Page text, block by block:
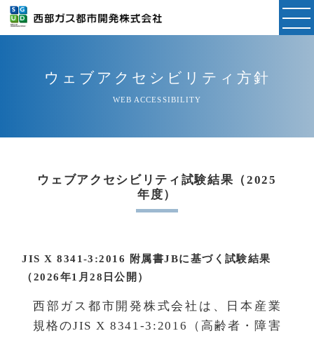
ウェブアクセシビリティ方針
WEB ACCESSIBILITY
ウェブアクセシビリティ試験結果（2025
年度）
JIS X 8341-3:2016 附属書JBに基づく試験結果
（2026年1月28日公開）
西部ガス都市開発株式会社は、日本産業
規格のJIS X 8341-3:2016（高齢者・障害